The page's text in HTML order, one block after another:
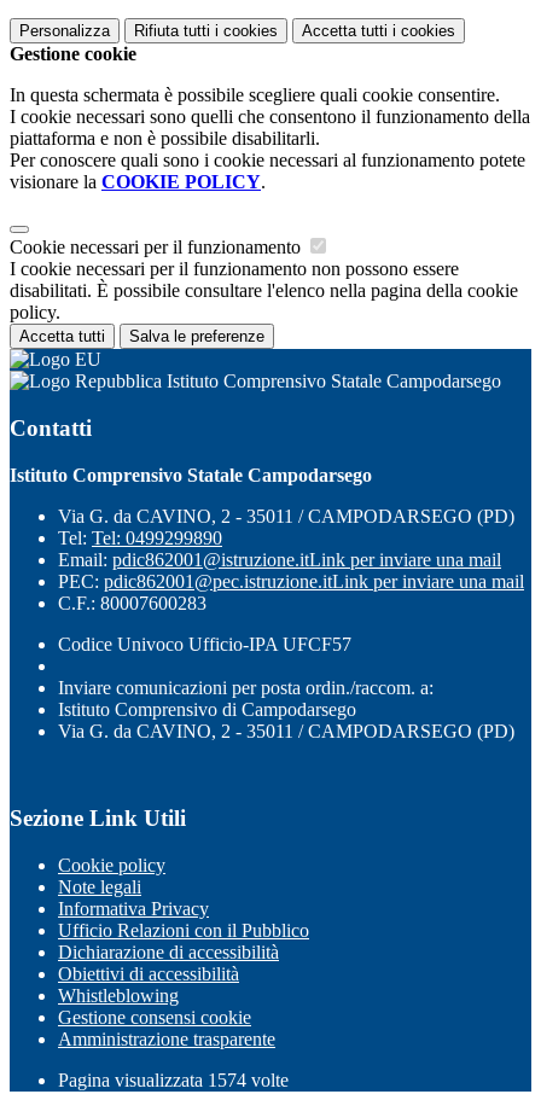
Personalizza Rifiuta tutti i cookies Accetta tutti i cookies
Gestione cookie
In questa schermata è possibile scegliere quali cookie consentire.
I cookie necessari sono quelli che consentono il funzionamento della
piattaforma e non è possibile disabilitarli.
Per conoscere quali sono i cookie necessari al funzionamento potete
visionare la COOKIE POLICY.
Cookie necessari per il funzionamento
I cookie necessari per il funzionamento non possono essere
disabilitati. È possibile consultare l'elenco nella pagina della cookie
policy.
Accetta tutti Salva le preferenze
Istituto Comprensivo Statale Campodarsego
Contatti
Istituto Comprensivo Statale Campodarsego
Via G. da CAVINO, 2 - 35011 / CAMPODARSEGO (PD)
Tel: Tel: 0499299890
Email: pdic862001@istruzione.itLink per inviare una mail
PEC: pdic862001@pec.istruzione.itLink per inviare una mail
C.F.: 80007600283
Codice Univoco Ufficio-IPA UFCF57
Inviare comunicazioni per posta ordin./raccom. a:
Istituto Comprensivo di Campodarsego
Via G. da CAVINO, 2 - 35011 / CAMPODARSEGO (PD)
Sezione Link Utili
Cookie policy
Note legali
Informativa Privacy
Ufficio Relazioni con il Pubblico
Dichiarazione di accessibilità
Obiettivi di accessibilità
Whistleblowing
Gestione consensi cookie
Amministrazione trasparente
Pagina visualizzata 1574 volte